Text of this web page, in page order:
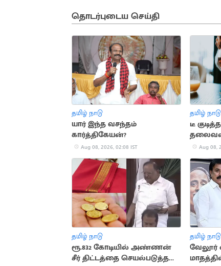
தொடர்புடைய செய்தி
தமிழ் நாடு
யார் இந்த வசந்தம்
கார்த்திகேயன்?
Aug 08, 2026, 02:08 IST
தமிழ் நாடு
டீ
Aug 08,
தமிழ் நாடு
ரூ.832 கோடியில் அண்ணன்
சீர் திட்டத்தை செயல்படுத்த
தமிழ் நாடு
வேலூர்